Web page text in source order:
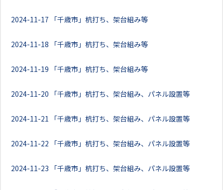
2024-11-17 「千歳市」杭打ち、架台組み等
2024-11-18 「千歳市」杭打ち、架台組み等
2024-11-19 「千歳市」杭打ち、架台組み等
2024-11-20 「千歳市」杭打ち、架台組み、パネル設置等
2024-11-21 「千歳市」杭打ち、架台組み、パネル設置等
2024-11-22 「千歳市」杭打ち、架台組み、パネル設置等
2024-11-23 「千歳市」杭打ち、架台組み、パネル設置等